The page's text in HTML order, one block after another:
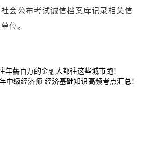
会公布考试诚信档案库记录相关信
位。
年薪百万的金融人都往这些城市跑！
中级经济师-经济基础知识高频考点汇总！